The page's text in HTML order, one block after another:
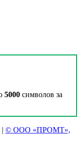
5000 символов за
| © ООО «ПРОМТ»,